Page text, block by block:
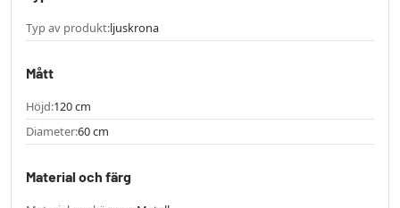
Typ av produkt:ljuskrona
Mått
Höjd:120 cm
Diameter:60 cm
Material och färg